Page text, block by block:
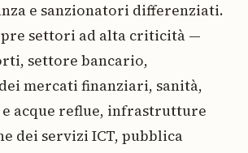
e sanzionatori differenziati.
settori ad alta criticità —
settore bancario,
mercati finanziari, sanità,
acque reflue, infrastrutture
dei servizi ICT, pubblica